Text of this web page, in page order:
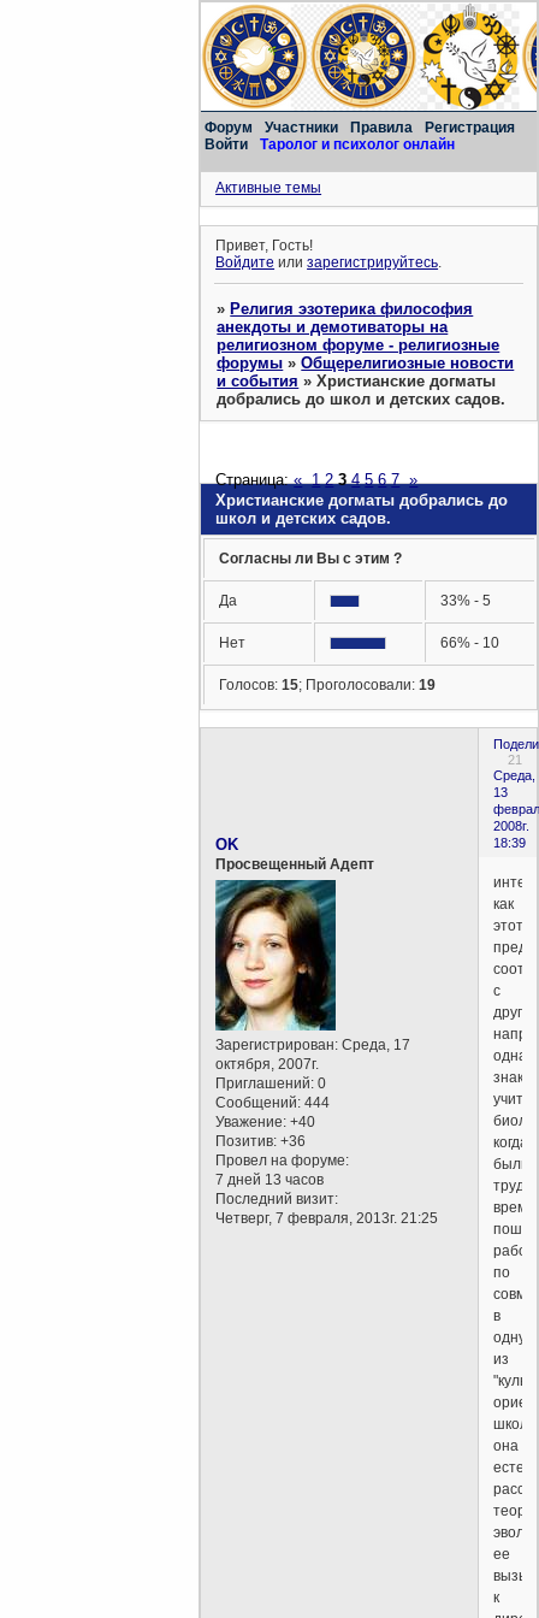
Форум Участники Правила
Регистрация
Войти
Таролог и психолог онлайн
Активные темы
Привет, Гость!
Войдите илизарегистрируйтесь.
»Религия эзотерика философия
анекдоты и демотиваторы на
религиозном форуме - религиозные
форумы »Общерелигиозные новости
и события »Христианские догматы
добрались до школ и детcких садов.
Христианские догматы добрались до
школ и детcких садов.
Страница:« 1 2 3 4 5 6 7 »
Согласны ли Вы с этим ?
Да 33% - 5
Нет 66% - 10
Голосов:15; Проголосовали:19
21
Среда,
13
2008г.
18:39
OK
Просвещенный Адепт
Зарегистрирован: Среда, 17
октября, 2007г.
Приглашений: 0
Сообщений: 444
Уважение: +40
Позитив: +36
Провел на форуме:
7 дней 13 часов
Последний визит:
Четверг, 7 февраля, 2013г. 21:25
как
этот
с
одна
когда
были
пошла
по
в
одну
из
школ.
она
ее
к